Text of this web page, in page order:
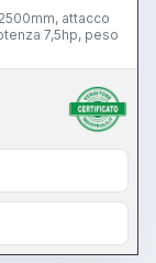
attacco
7,5hp, peso